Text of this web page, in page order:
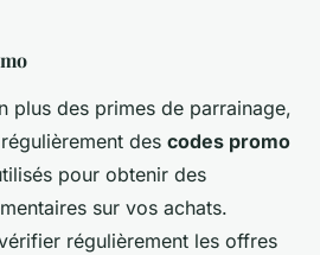
plus des primes de parrainage,
des codes promo
pour obtenir des
sur vos achats.
régulièrement les offres